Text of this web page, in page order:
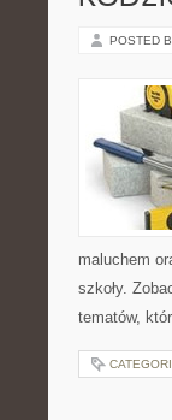
POSTED
maluchem
szkoły.
tematów,